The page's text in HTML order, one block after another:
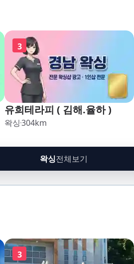
3
유희테라피 ( 김해.율하 )
왁싱304km
왁싱전체보기
3